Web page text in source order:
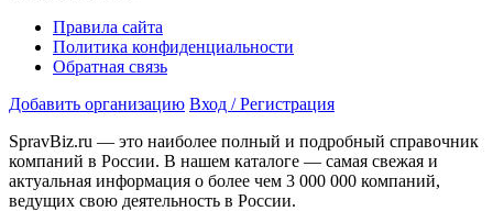
Правила сайта
Политика конфиденциальности
Обратная связь
Добавить организацию Вход / Регистрация
SpravBiz.ru — это наиболее полный и подробный справочник
компаний в России. В нашем каталоге — самая свежая и
актуальная информация о более чем 3 000 000 компаний,
ведущих свою деятельность в России.